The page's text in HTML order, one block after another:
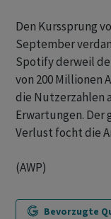
Den Kurssprung
September
Spotify derweil
von 200 Millionen
die Nutzerzahlen
Erwartungen. Der
Verlust focht die
(AWP)
Bevorzugte